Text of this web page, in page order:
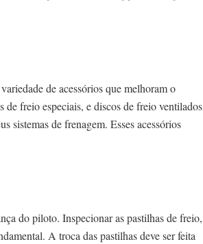
de acessórios que melhoram o
de freio especiais, e discos de freio ventilados
sistemas de frenagem. Esses acessórios
do piloto. Inspecionar as pastilhas de freio,
A troca das pastilhas deve ser feita